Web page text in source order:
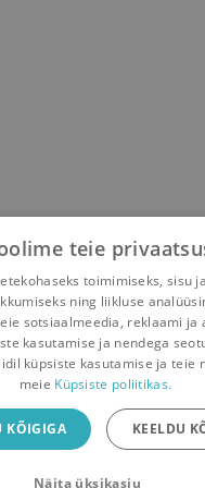
teie
toimimiseks, sisu
ning liikluse
sotsiaalmeedia, reklaami
kasutamise ja nendega
küpsiste kasutamise ja teie
meie Küpsiste poliitikas.
KÕIGIGA KEELDU
Näita üksikasju